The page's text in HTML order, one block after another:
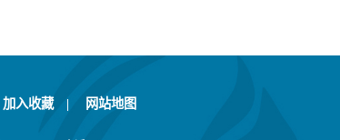
加入收藏 | 网站地图